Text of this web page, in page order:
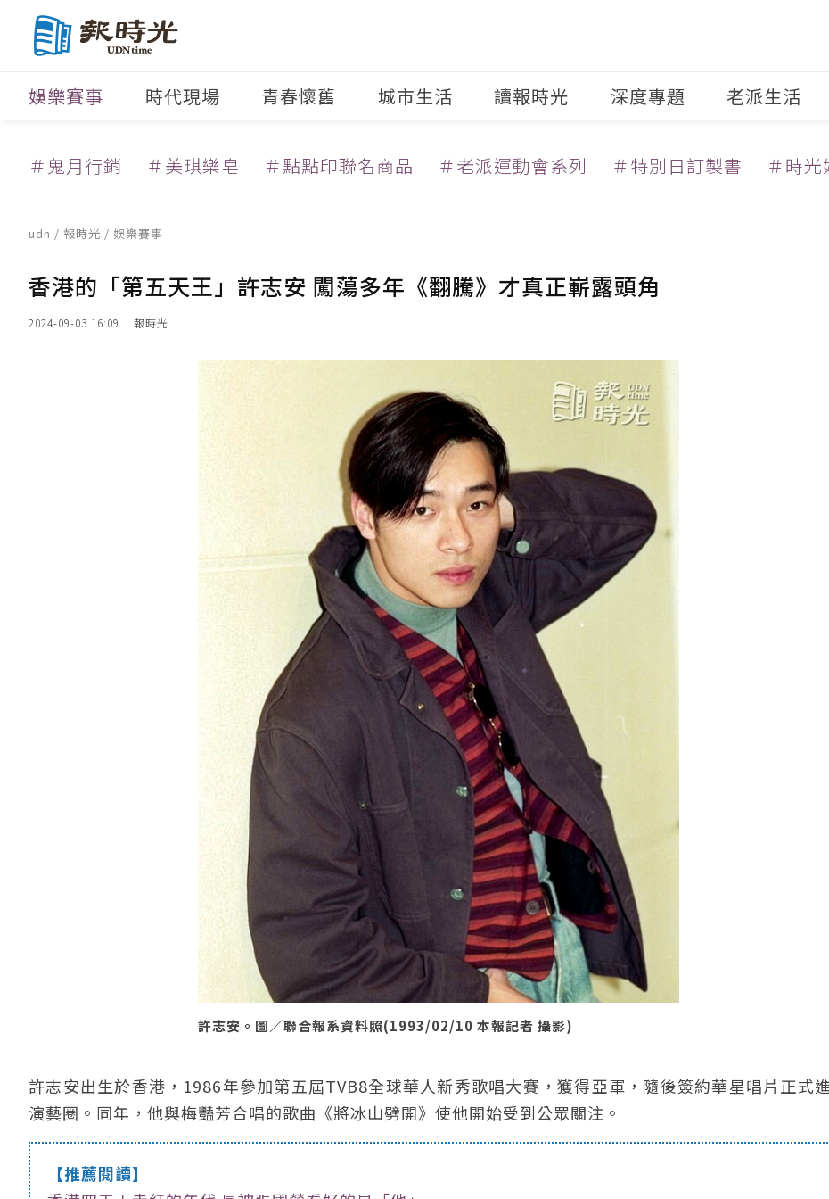
娛樂賽事 時代現場 青春懷舊 城市生活 讀報時光 深度專題 老派生活
＃鬼月行銷 ＃美琪樂皂 ＃點點印聯名商品 ＃老派運動會系列 ＃特別日訂製書 ＃時
udn / 報時光 / 娛樂賽事
香港的「第五天王」許志安 闖蕩多年《翻騰》才真正嶄露頭角
2024-09-03 16:09 報時光
許志安。圖／聯合報系資料照(1993/02/10 本報記者 攝影)
許志安出生於香港，1986年參加第五屆TVB8全球華人新秀歌唱大賽，獲得亞軍，隨後簽約華星唱片正式
演藝圈。同年，他與梅豔芳合唱的歌曲《將冰山劈開》使他開始受到公眾關注。
【推薦閱讀】